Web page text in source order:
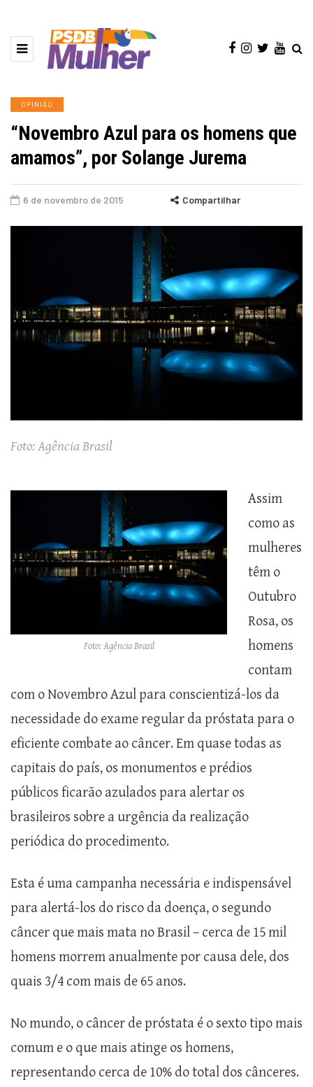
OPINIÃO
“Novembro Azul para os homens que
amamos”, por Solange Jurema
6 de novembro de 2015 Compartilhar
Foto: Agência Brasil
Foto: Agência Brasil
Assim
como as
mulheres
têm o
Outubro
Rosa, os
homens
contam
com o Novembro Azul para conscientizá-los da
necessidade do exame regular da próstata para o
eficiente combate ao câncer. Em quase todas as
capitais do país, os monumentos e prédios
públicos ficarão azulados para alertar os
brasileiros sobre a urgência da realização
periódica do procedimento.
Esta é uma campanha necessária e indispensável
para alertá-los do risco da doença, o segundo
câncer que mais mata no Brasil – cerca de 15 mil
homens morrem anualmente por causa dele, dos
quais 3/4 com mais de 65 anos.
No mundo, o câncer de próstata é o sexto tipo mais
comum e o que mais atinge os homens,
representando cerca de 10% do total dos cânceres.